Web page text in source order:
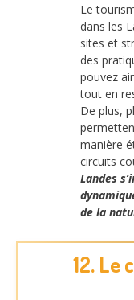
Le
dans les
sites et
des
pouvez
tout en
De plus,
manière
circuits
Landes
de la
12. Le